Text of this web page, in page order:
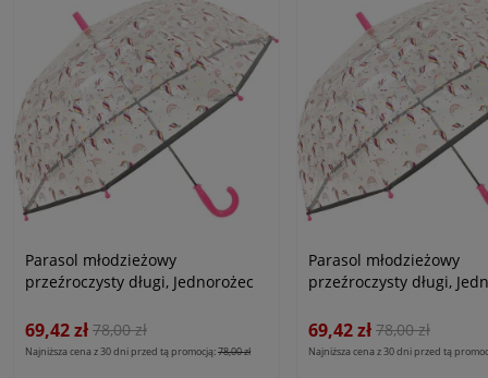
Parasol młodzieżowy
przeźroczysty długi, Jednorożec
69,42 zł 78,00 zł
Najniższa cena z 30 dni przed tą promocją:78,00 zł
Parasol młodzieżowy
przeźroczysty długi,
69,42 zł 78,00 zł
Najniższa cena z 30 dni przed tą